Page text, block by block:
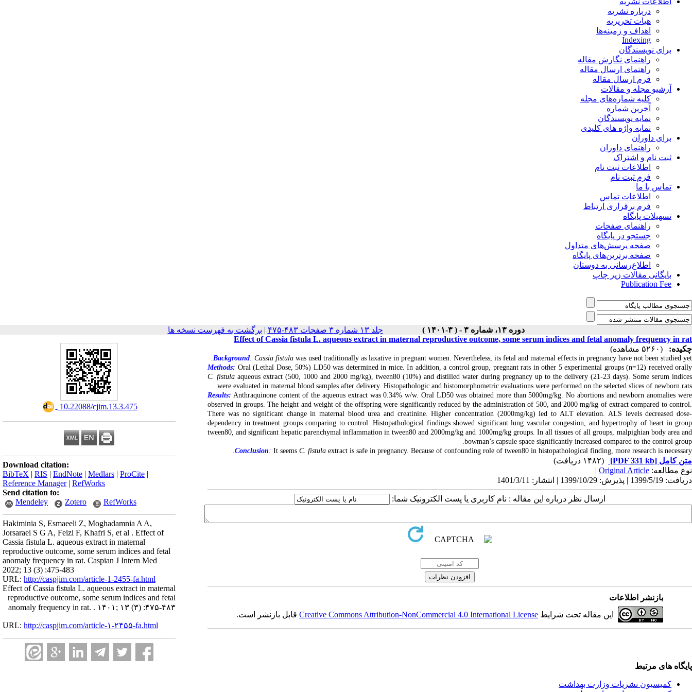
درباره نشریه
هیات تحریریه
اهداف و زمینه‌ها
Indexing
برای نویسندگان
راهنمای نگارش مقاله
راهنمای ارسال مقاله
فرم ارسال مقاله
آرشیو مجله و مقالات
کلیه شماره‌های مجله
آخرین شماره
نمایه نویسندگان
نمایه واژه های کلیدی
برای داوران
راهنمای داوران
ثبت نام و اشتراک
اطلاعات ثبت نام
فرم ثبت نام
تماس با ما
اطلاعات تماس
فرم برقراری ارتباط
تسهیلات پایگاه
راهنمای صفحات
جستجو در پایگاه
صفحه پرسش‌های متداول
صفحه برترین‌های پایگاه
اطلاع‌رسانی به دوستان
بایگانی مقالات زیر چاپ
Publication Fee
دوره ۱۳، شماره ۳ - ( ۳-۱۴۰۱ ) جلد ۱۳ شماره ۳ صفحات ۴۸۳-۴۷۵ | برگشت به فهرست نسخه ها
‎ 10.22088/cjim.13.3.475
Download citation:
BibTeX | RIS | EndNote | Medlars | ProCite |
Reference Manager| RefWorks
Send citation to:
Mendeley
Zotero RefWorks
Hakiminia S, Esmaeeli Z, Moghadamnia A A,
Jorsaraei S G A, Feizi F, Khafri S, et al . Effect of
Cassia fistula L. aqueous extract in maternal
reproductive outcome, some serum indices and fetal
anomaly frequency in rat. Caspian J Intern Med
2022; 13 (3) :475-483
URL: http://caspjim.com/article-1-2455-fa.html
Effect of Cassia fistula L. aqueous extract in maternal
reproductive outcome, some serum indices and fetal
anomaly frequency in rat. . ۱۴۰۱; ۱۳ (۳) :۴۷۵-۴۸۳
URL: http://caspjim.com/article-۱-۲۴۵۵-fa.html
Effect of Cassia fistula L. aqueous extract in maternal reproductive outcome, some serum indices and fetal anomaly frequency in rat
چکیده:
(۵۲۶۰ مشاهده)
Background: Cassia fistula was used traditionally as laxative in pregnant women. Nevertheless, its fetal and maternal effects in pregnancy have not been studied yet.
Methods: Oral (Lethal Dose, 50%) LD50 was determined in mice. In addition, a control group, pregnant rats in other 5 experimental groups (n=12) received orally
C. fistulaaqueous extract (500, 1000 and 2000 mg/kg), tween80 (10%) and distilled water during pregnancy up to the delivery (21-23 days). Some serum indices
were evaluated in maternal blood samples after delivery. Histopathologic and histomorphometric evaluations were performed on the selected slices of newborn rats.
Results: Anthraquinone‎ content of the aqueous extract was 0.34% w/w. Oral LD50 was obtained more than 5000mg/kg. No abortions and newborn anomalies were
observed in groups. The height and weight of the offspring were significantly reduced by the administration of 500, and 2000 mg/kg of extract compared to control.
There was no significant change in maternal blood urea and creatinine. Higher concentration (2000mg/kg) led to ALT elevation. ALS levels decreased dose-
dependency in treatment groups comparing to control. Histopathological findings showed significant lung vascular congestion, and hypertrophy of heart in group
tween80, and significant hepatic parenchymal inflammation in tween80 and 2000mg/kg and 1000mg/kg groups. In all tissues of all groups, malpighian body area and
bowman’s capsule space significantly increased compared to the control group.
Conclusion: It seems C. fistula extract is safe in pregnancy. Because of confounding role of tween80 in histopathological finding, more research is necessary.
متن کامل [PDF 331 kb]
(۱۴۸۲ دریافت)
نوع مطالعه: Original Article
|
دریافت: 1399/5/19 | پذیرش: 1399/10/29 | انتشار: 1401/3/11
ارسال نظر درباره این مقاله : نام کاربری یا پست الکترونیک شما:
بازنشر اطلاعات
این مقاله تحت شرایط Creative Commons Attribution-NonCommercial 4.0 International Licenseقابل بازنشر است.
پایگاه های مرتبط
کمیسیون نشریات وزارت بهداشت